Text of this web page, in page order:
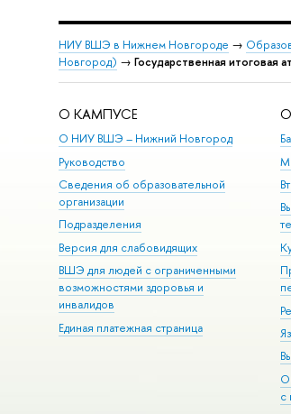
НИУ ВШЭ в Нижнем Новгороде →
Новгород) → Государственная итоговая
О КАМПУСЕ
О НИУ ВШЭ – Нижний Новгород
Руководство
Сведения об образовательной
организации
Подразделения
Версия для слабовидящих
ВШЭ для людей с ограниченными
возможностями здоровья и
инвалидов
Единая платежная страница
с